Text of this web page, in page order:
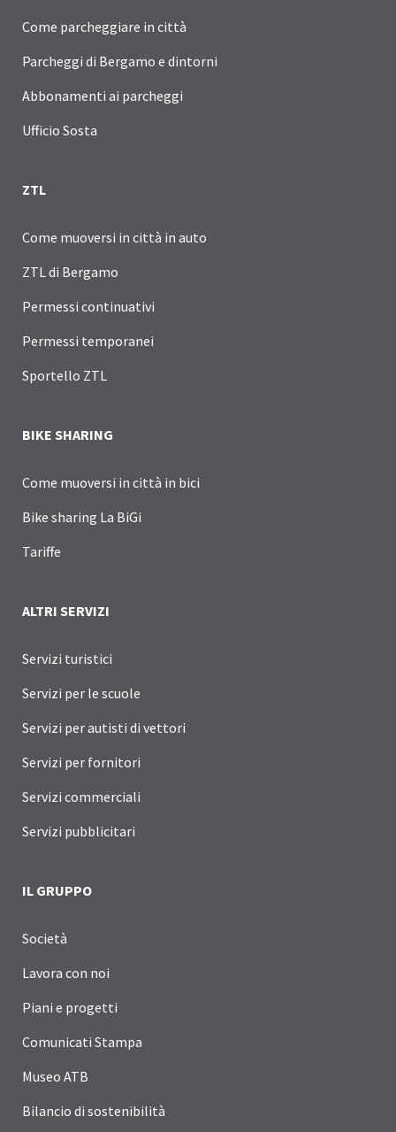
Come parcheggiare in città
Parcheggi di Bergamo e dintorni
Abbonamenti ai parcheggi
Ufficio Sosta
ZTL
Come muoversi in città in auto
ZTL di Bergamo
Permessi continuativi
Permessi temporanei
Sportello ZTL
BIKE SHARING
Come muoversi in città in bici
Bike sharing La BiGi
Tariffe
ALTRI SERVIZI
Servizi turistici
Servizi per le scuole
Servizi per autisti di vettori
Servizi per fornitori
Servizi commerciali
Servizi pubblicitari
IL GRUPPO
Società
Lavora con noi
Piani e progetti
Comunicati Stampa
Museo ATB
Bilancio di sostenibilità